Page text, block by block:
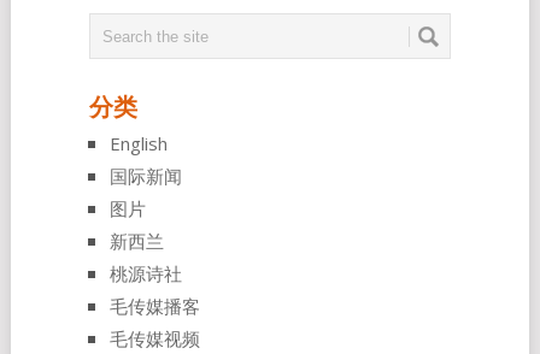
分类
English
国际新闻
图片
新西兰
桃源诗社
毛传媒播客
毛传媒视频